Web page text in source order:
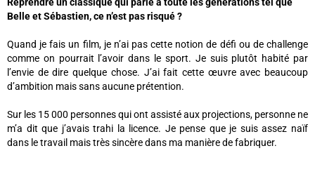
Reprendre un classique qui parle à toute les générations tel que
Belle et Sébastien, ce n’est pas risqué ?
Quand je fais un film, je n’ai pas cette notion de défi ou de challenge
comme on pourrait l’avoir dans le sport. Je suis plutôt habité par
l’envie de dire quelque chose. J’ai fait cette œuvre avec beaucoup
d’ambition mais sans aucune prétention.
Sur les 15 000 personnes qui ont assisté aux projections, personne ne
m’a dit que j’avais trahi la licence. Je pense que je suis assez naïf
dans le travail mais très sincère dans ma manière de fabriquer.